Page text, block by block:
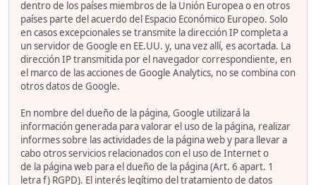
dentro de los países miembros de la Unión Europea o en otros
países parte del acuerdo del Espacio Económico Europeo. Solo
en casos excepcionales se transmite la dirección IP completa a
un servidor de Google en EE.UU. y, una vez allí, es acortada. La
dirección IP transmitida por el navegador correspondiente, en
el marco de las acciones de Google Analytics, no se combina con
otros datos de Google.
En nombre del dueño de la página, Google utilizará la
información generada para valorar el uso de la página, realizar
informes sobre las actividades de la página web y para llevar a
cabo otros servicios relacionados con el uso de Internet o
de la página web para el dueño de la página (Art. 6 apart. 1
letra f) RGPD). El interés legítimo del tratamiento de datos